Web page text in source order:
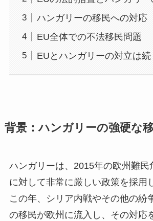
ハンガリーの移民への対応
EU全体での不法移民問題
EUとハンガリーの対立は続
背景：ハンガリーの強硬な
ハンガリーは、2015年の欧州難民
に対して非常に厳しい政策を採用
この年、シリア内戦やその他の紛
の移民が欧州に流入し、その対応